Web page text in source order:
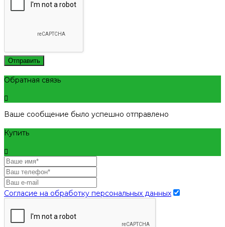
Отправить
Обратная связь
Ваше сообщение было успешно отправлено
Купить
Согласие на обработку персональных данных